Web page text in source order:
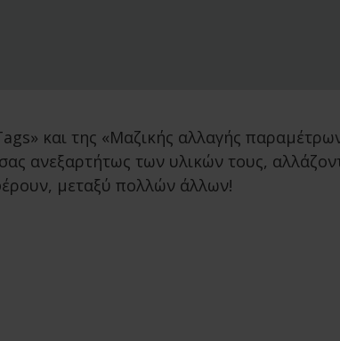
και της «Μαζικής αλλαγής
ανεξαρτήτως των υλικών τους,
μεταξύ πολλών άλλων!